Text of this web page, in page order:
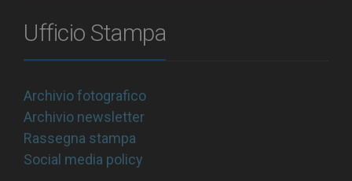
Ufficio Stampa
Archivio fotografico
Archivio newsletter
Rassegna stampa
Social media policy